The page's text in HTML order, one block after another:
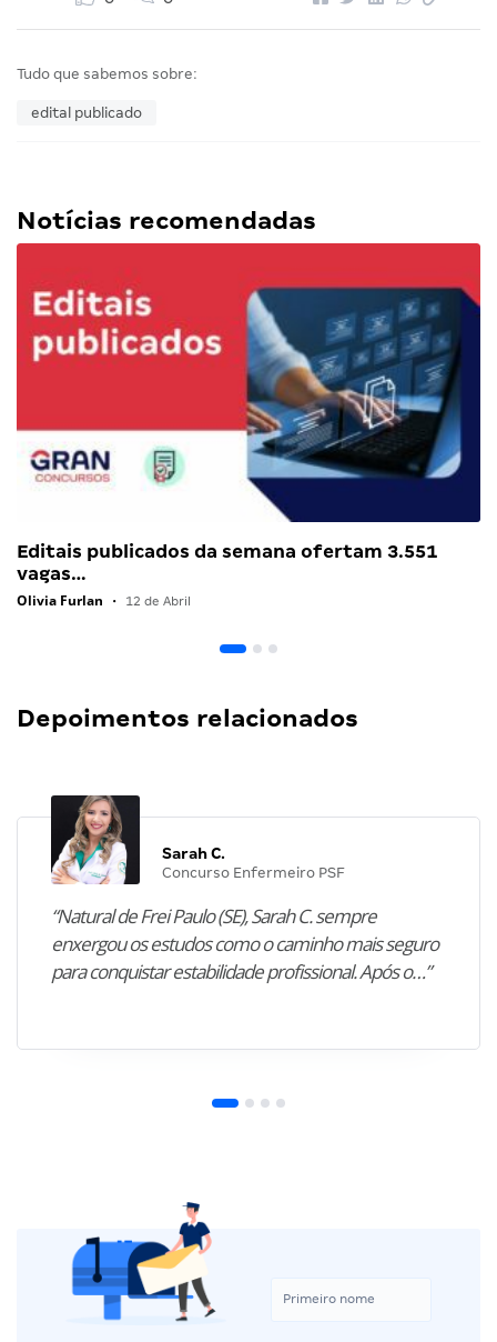
Tudo que sabemos sobre:
edital publicado
Notícias recomendadas
Editais publicados da semana ofertam 3.551
vagas…
Olivia Furlan • 12 de Abril
Depoimentos relacionados
Sarah C.
Concurso Enfermeiro PSF
“Natural de Frei Paulo (SE), Sarah C. sempre
enxergou os estudos como o caminho mais seguro
para conquistar estabilidade profissional. Após o…”